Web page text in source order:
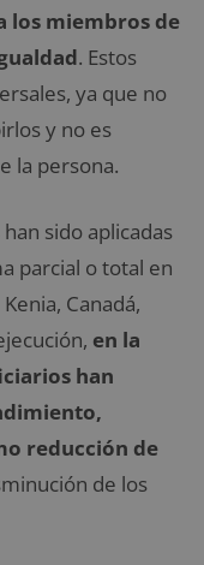
los miembros de
. Estos
ya que no
y no es
la persona.
sido aplicadas
parcial o total en
Canadá,
en la
han
reducción de
de los